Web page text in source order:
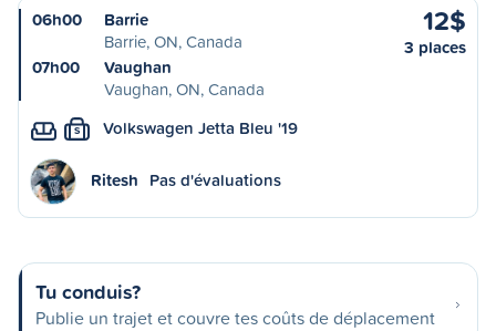
06h00
Barrie
Barrie, ON, Canada
07h00
Vaughan
Vaughan, ON, Canada
12$
3 places
S Volkswagen Jetta Bleu '19
Ritesh Pas d'évaluations
Tu conduis?
Publie un trajet et couvre tes coûts de déplacement